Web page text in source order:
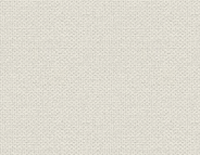
「モートルの明電」から
ートロニクスの明電」
昭和47年→平成元年